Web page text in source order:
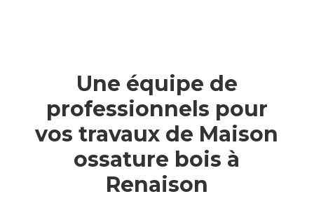
Une équipe de
professionnels pour
vos travaux de Maison
ossature bois à
Renaison